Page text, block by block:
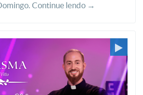
Continue lendo →